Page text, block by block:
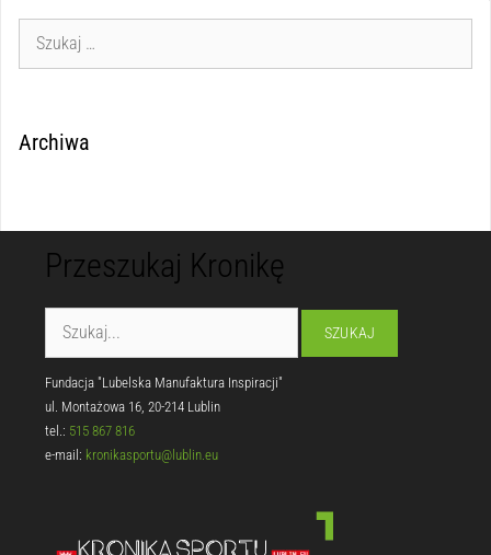
Archiwa
Przeszukaj Kronikę
Fundacja "Lubelska Manufaktura Inspiracji"
ul. Montażowa 16, 20-214 Lublin
tel.: 515 867 816
e-mail: kronikasportu@lublin.eu